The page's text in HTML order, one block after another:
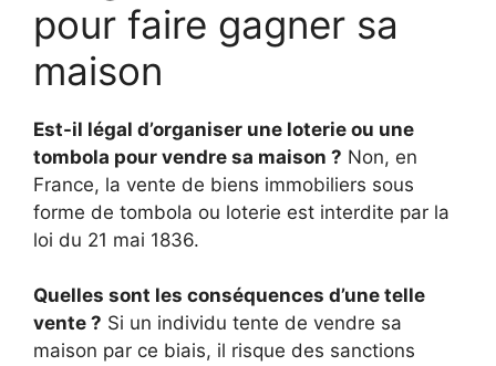
pour faire gagner sa
maison
Est-il légal d’organiser une loterie ou une
tombola pour vendre sa maison ? Non, en
France, la vente de biens immobiliers sous
forme de tombola ou loterie est interdite par la
loi du 21 mai 1836.
Quelles sont les conséquences d’une telle
vente ? Si un individu tente de vendre sa
maison par ce biais, il risque des sanctions